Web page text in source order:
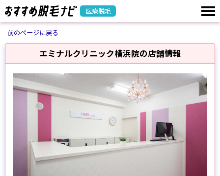
医療脱毛
前のページに戻る
エミナルクリニック横浜院の店舗情報